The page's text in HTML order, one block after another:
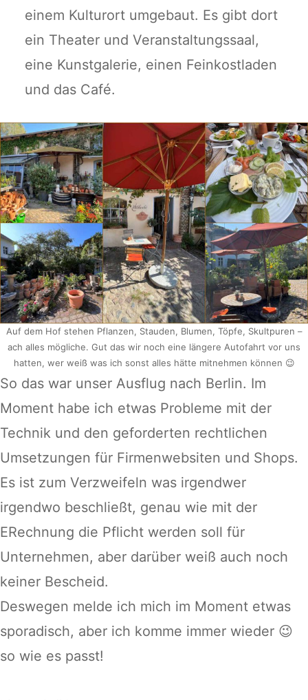
einem Kulturort umgebaut. Es gibt dort
ein Theater und Veranstaltungssaal,
eine Kunstgalerie, einen Feinkostladen
und das Café.
Auf dem Hof stehen Pflanzen, Stauden, Blumen, Töpfe, Skultpuren –
ach alles mögliche. Gut das wir noch eine längere Autofahrt vor uns
hatten, wer weiß was ich sonst alles hätte mitnehmen können 😉
So das war unser Ausflug nach Berlin. Im
Moment habe ich etwas Probleme mit der
Technik und den geforderten rechtlichen
Umsetzungen für Firmenwebsiten und Shops.
Es ist zum Verzweifeln was irgendwer
irgendwo beschließt, genau wie mit der
ERechnung die Pflicht werden soll für
Unternehmen, aber darüber weiß auch noch
keiner Bescheid.
Deswegen melde ich mich im Moment etwas
sporadisch, aber ich komme immer wieder 😉
so wie es passt!